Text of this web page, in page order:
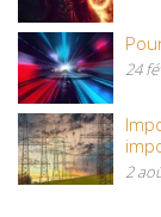
24
2